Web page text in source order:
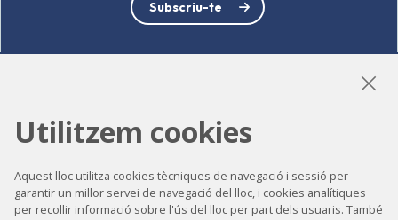
Subscriu-te
Accessibilitat
Utilitzem cookies
Aquest lloc utilitza cookies tècniques de navegació i sessió per
garantir un millor servei de navegació del lloc, i cookies analítiques
per recollir informació sobre l'ús del lloc per part dels usuaris. També